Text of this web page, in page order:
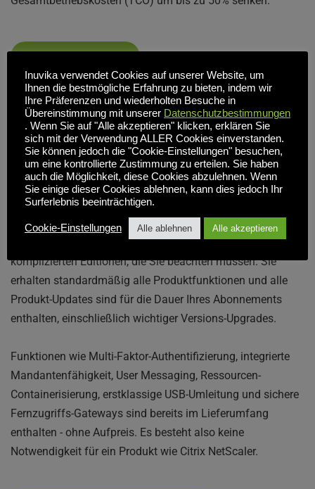
Einfach zu verstehende
Abonnement-Preise
Inuvika OVD Enterprise wird in einem einfach zu
verstehenden All-in-One-Abonnementplan für gleichzeitige
Benutzer geliefert. Es gibt keine versteckten Gebühren oder
komplizierten Editionen, die Sie beachten müssen. Sie
erhalten standardmäßig alle Produktfunktionen und alle
Produkt-Updates sind für die Dauer Ihres Abonnements
enthalten, einschließlich wichtiger Versions-Upgrades.
Funktionen wie Multi-Faktor-Authentifizierung, integrierte
Mandantenfähigkeit, User Messaging, Ressourcen-
Containerisierung, erstklassige USB-Umleitung und sichere
Fernzugriffs-Gateways sind bereits im Lieferumfang
enthalten - ohne Aufpreis. Es besteht also keine
Notwendigkeit für ein Produkt wie Citrix NetScaler.
Inuvika verwendet Cookies auf unserer Website, um
Ihnen die bestmögliche Erfahrung zu bieten, indem wir
Ihre Präferenzen und wiederholten Besuche in
Übereinstimmung mit unserer Datenschutzbestimmungen
. Wenn Sie auf "Alle akzeptieren" klicken, erklären Sie
sich mit der Verwendung ALLER Cookies einverstanden.
Sie können jedoch die "Cookie-Einstellungen" besuchen,
um eine kontrollierte Zustimmung zu erteilen. Sie haben
auch die Möglichkeit, diese Cookies abzulehnen. Wenn
Sie einige dieser Cookies ablehnen, kann dies jedoch Ihr
Surferlebnis beeinträchtigen.
Cookie-Einstellungen Alle ablehnen Alle akzeptieren